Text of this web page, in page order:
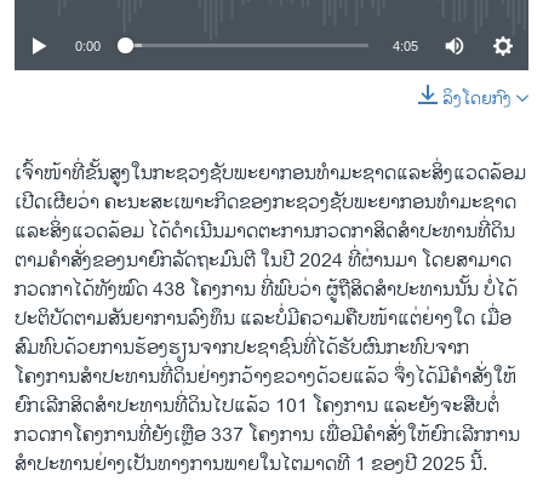
0:00 4:05
ລິງໂດຍກົງ
ເຈົ້າໜ້າທີ່ຂັ້ນສູງໃນກະຊວງຊັບພະຍາກອນທຳມະຊາດແລະສິ່ງແວດລ້ອມ
ເປີດເຜີຍວ່າ ຄະນະສະເພາະກິດຂອງກະຊວງຊັບພະຍາກອນທຳມະຊາດ
ແລະສິ່ງແວດລ້ອມ ໄດ້ດຳເນີນມາດຕະການກວດກາສິດສຳປະທານທີ່ດິນ
ຕາມ​ຄຳ​ສັ່ງ​ຂອງ​ນາຍົກລັດຖະມົນຕີ ​ໃນ​ປີ 2024 ທີ່ຜ່ານມາ ໂດຍສາມາດ​
ກວດກາ​ໄດ້​ທັງ​ໝົດ 438 ​ໂຄງການ ທີ່ພົບ​ວ່າ ​ຜູ້​ຖື​ສິດ​ສຳ​ປະທານນັ້ນ ບໍ່ໄດ້
ປະຕິບັດຕາມ​ສັນ​ຍາ​ການ​ລົງ​ທຶນ ​ແລະບໍ່​ມີ​ຄວາມ​ຄືບ​ໜ້າແຕ່ຍ່າງໃດ ​ເມື່ອ​
ສົມທົບດ້ວຍ​ການ​ຮ້ອງ​ຮຽນ​ຈາກ​ປະຊາຊົນ​ທີ່​ໄດ້​ຮັບ​ຜົນ​ກະທົບ​ຈາກ​
ໂຄງການ​ສຳ​ປະທານ​ທີ່​ດິນຢ່າງ​ກວ້າງຂວາງ​ດ້ວຍແລ້ວ ຈຶ່ງໄດ້ມີຄຳສັ່ງໃຫ້
ຍົກເລີກສິດສຳປະທານທີ່ດິນໄປແລ້ວ 101 ໂຄງການ ແລະຍັງຈະ​ສືບ​ຕໍ່​
ກວດກາ​ໂຄງການ​ທີ່​ຍັງ​ເຫຼືອ 337 ​ໂຄງການ ​ເພື່ອມີຄຳ​ສັ່ງໃຫ້​ຍົກ​ເລີກ​ການ​
ສຳ​ປະທານ​ຢ່າງ​ເປັນ​ທາງ​ການ​ພາຍ​ໃນ​ໄຕ​ມາດ​ທີ 1 ຂອງປີ 2025 ນີ້.